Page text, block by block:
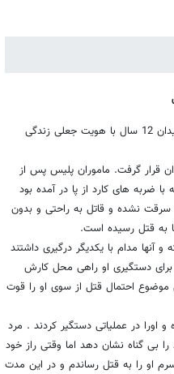
مرد جنایتکاری که پس از قتل همسرش در شهرستان سپیدان 12 سال با هویت جعلی زندگی
شهرستان سپیدان قرار گرفت. ماموران پلیس پس از
ضربه های کارد از پا در آمده بود
سرقت نشده و قاتل به راحتی و بدون
به قتل رسیده است.
آنها مدام با یکدیگر درگیری داشتند
دستگیری او راهی محل کارش
موضوع احتمال قتل از سوی او را قوت
و اورا در عملیاتی دستگیر کردند . مرد
بی گناه نشان دهد اما وقتی راز خود
او را به قتل رساندم و در این مدت